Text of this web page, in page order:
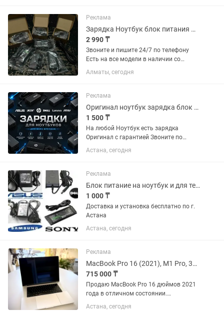
Реклама
Зарядка Ноутбук блок питания шнур тайпси кабель штекер самсунг ленова
2 990 ₸
Звоните и пишите 24/7 по телефону
Есть на все модели в наличии со
скидкой есть доставка
Алматы, сегодня
Реклама
Оригинал ноутбук зарядка блок питания hp dell lenovo sony macbook acer asus
1 500 ₸
На любой Ноутбук есть зарядка
Оригинал с гарантией Звоните по
телефону 24/7
Астана, сегодня
Реклама
Блок питание на ноутбук и для телевизоров
1 000 ₸
Доставка и установка бесплатно по г.
Астана
Астана, сегодня
Реклама
MacBook Pro 16 (2021), M1 Pro, 32 ГБ / 1 ТБ, Silver, торг
715 000 ₸
Продаю MacBook Pro 16 дюймов 2021
года в отличном состоянии.
Использовался аккуратно и бережно:
корпус и экран без царапин, сколов и
Астана, сегодня